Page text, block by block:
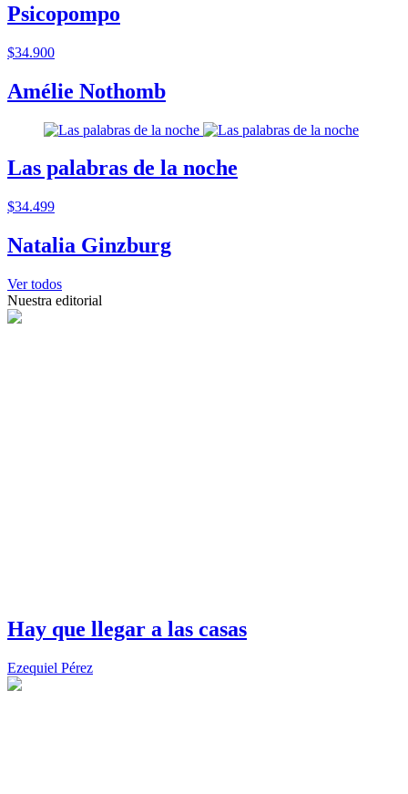
Psicopompo
$34.900
Amélie Nothomb
Las palabras de la noche
$34.499
Natalia Ginzburg
Ver todos
Nuestra editorial
Hay que llegar a las casas
Ezequiel Pérez